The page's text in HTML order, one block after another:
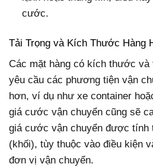
cước.
Tải Trọng và Kích Thước Hàng
Các mặt hàng có kích thước
yêu cầu các phương tiện vận
hơn, ví dụ như xe container
giá cước vận chuyển cũng sẽ
giá cước vận chuyển được tính
(khối), tùy thuộc vào điều kiện
đơn vị vận chuyển.